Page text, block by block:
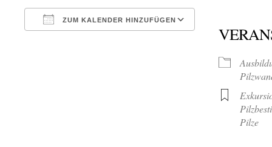
ZUM KALENDER HINZUFÜGEN
Google Kalender
Pilze